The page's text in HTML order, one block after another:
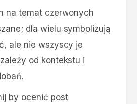
na temat czerwonych
dla wielu symbolizują
ale nie wszyscy je
od kontekstu i
by ocenić post